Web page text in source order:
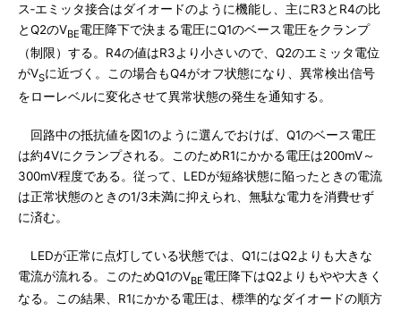
ス‐エミッタ接合はダイオードのように機能し、主にR3とR4の比
とQ2のVBE電圧降下で決まる電圧にQ1のベース電圧をクランプ
（制限）する。R4の値はR3より小さいので、Q2のエミッタ電位
がVSに近づく。この場合もQ4がオフ状態になり、異常検出信号
をローレベルに変化させて異常状態の発生を通知する。
回路中の抵抗値を図1のように選んでおけば、Q1のベース電圧
は約4Vにクランプされる。このためR1にかかる電圧は200mV～
300mV程度である。従って、LEDが短絡状態に陥ったときの電流
は正常状態のときの1/3未満に抑えられ、無駄な電力を消費せず
に済む。
LEDが正常に点灯している状態では、Q1にはQ2よりも大きな
電流が流れる。このためQ1のVBE電圧降下はQ2よりもやや大きく
なる。この結果、R1にかかる電圧は、標準的なダイオードの順方